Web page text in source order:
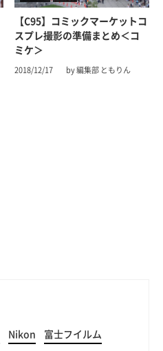
【C95】コミックマーケットコ
スプレ撮影の準備まとめ＜コ
ミケ＞
2018/12/17 by 編集部 ともりん
Nikon 富士フイルム